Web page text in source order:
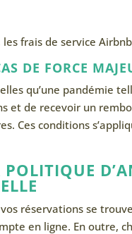
frais de service
DE FORCE
qu’une pandémie
et de recevoir un
Ces conditions
réservations se
en ligne. En outre,